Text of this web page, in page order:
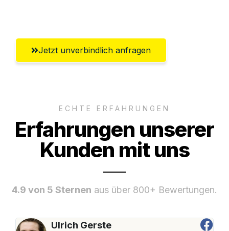
Jetzt unverbindlich anfragen
ECHTE ERFAHRUNGEN
Erfahrungen unserer
Kunden mit uns
4.9 von 5 Sternen aus über 800+ Bewertungen.
Ulrich Gerste